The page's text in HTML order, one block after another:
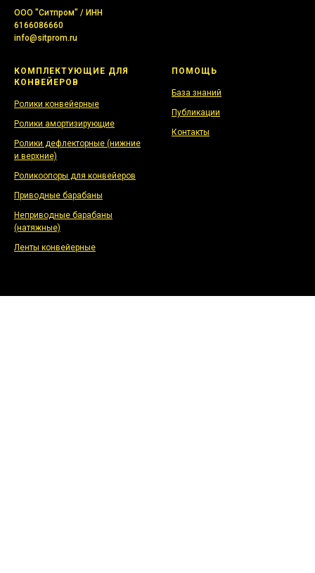
ООО "Ситпром" / ИНН
6166086660
info@sitprom.ru
КОМПЛЕКТУЮЩИЕ ДЛЯ
КОНВЕЙЕРОВ
Ролики конвейерные
Ролики амортизирующие
Ролики дефлекторные (нижние
и верхние)
Роликоопоры для конвейеров
Приводные барабаны
Неприводные барабаны
(натяжные)
Ленты конвейерные
ПОМОЩЬ
База знаний
Публикации
Контакты